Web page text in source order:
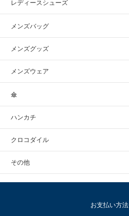
レディースシューズ
メンズバッグ
メンズグッズ
メンズウェア
傘
ハンカチ
クロコダイル
その他
お支払い方法